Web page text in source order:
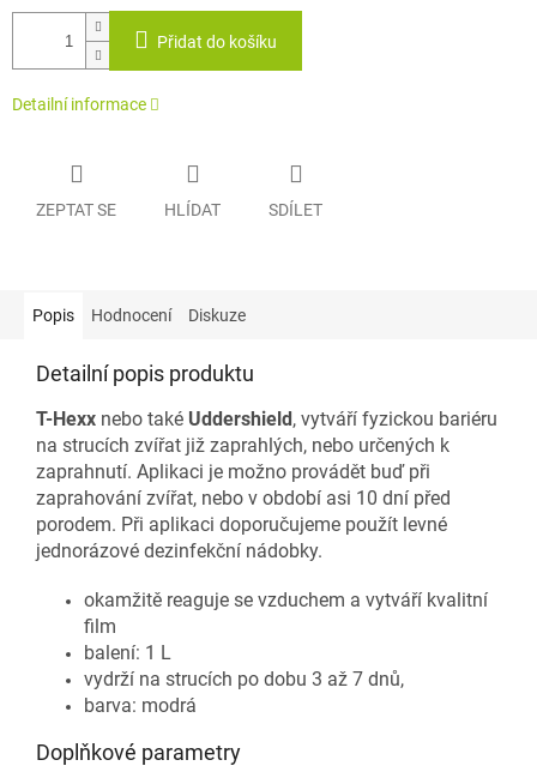
Přidat do košíku
Detailní informace
ZEPTAT SE HLÍDAT SDÍLET
Popis Hodnocení Diskuze
Detailní popis produktu
T-Hexx nebo také Uddershield, vytváří fyzickou bariéru
na strucích zvířat již zaprahlých, nebo určených k
zaprahnutí. Aplikaci je možno provádět buď při
zaprahování zvířat, nebo v období asi 10 dní před
porodem. Při aplikaci doporučujeme použít levné
jednorázové dezinfekční nádobky.
okamžitě reaguje se vzduchem a vytváří kvalitní
film
balení: 1 L
vydrží na strucích po dobu 3 až 7 dnů,
barva: modrá
Doplňkové parametry